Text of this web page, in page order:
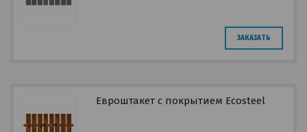
ЗАКАЗАТЬ
Евроштакет с покрытием Ecosteel